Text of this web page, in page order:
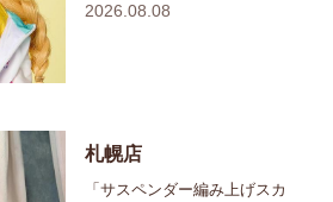
2026.08.08
札幌店
「サスペンダー編み上げスカ